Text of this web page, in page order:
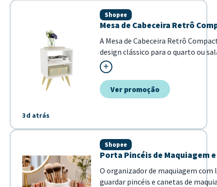
3d atrás
Mesa de Cabeceira Retrô
Shopee
A Mesa de Cabeceira Retrô
design clássico para o quarto ou
para organizar livros e objetos
Ver promoção
Porta Pincéis de Maquiagem
Shopee
O organizador de maquiagem
guardar pincéis e canetas de